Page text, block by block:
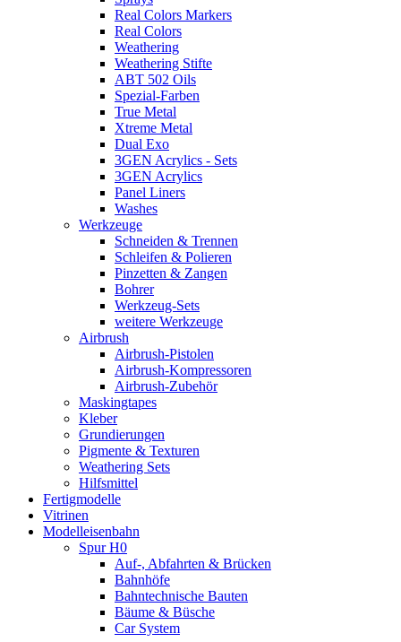
Real Colors Markers
Real Colors
Weathering
Weathering Stifte
ABT 502 Oils
Spezial-Farben
True Metal
Xtreme Metal
Dual Exo
3GEN Acrylics - Sets
3GEN Acrylics
Panel Liners
Washes
Werkzeuge
Schneiden & Trennen
Schleifen & Polieren
Pinzetten & Zangen
Bohrer
Werkzeug-Sets
weitere Werkzeuge
Airbrush
Airbrush-Pistolen
Airbrush-Kompressoren
Airbrush-Zubehör
Maskingtapes
Kleber
Grundierungen
Pigmente & Texturen
Weathering Sets
Hilfsmittel
Fertigmodelle
Vitrinen
Modelleisenbahn
Spur H0
Auf-, Abfahrten & Brücken
Bahnhöfe
Bahntechnische Bauten
Bäume & Büsche
Car System